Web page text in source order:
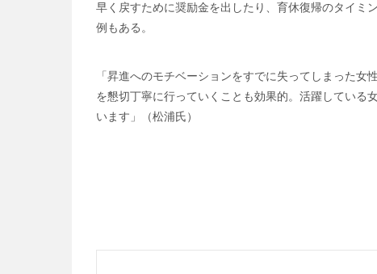
早く戻すために奨励金を出したり、育休復帰のタイミ
例もある。
「昇進へのモチベーションをすでに失ってしまった
を懇切丁寧に行っていくことも効果的。活躍している
います」（松浦氏）